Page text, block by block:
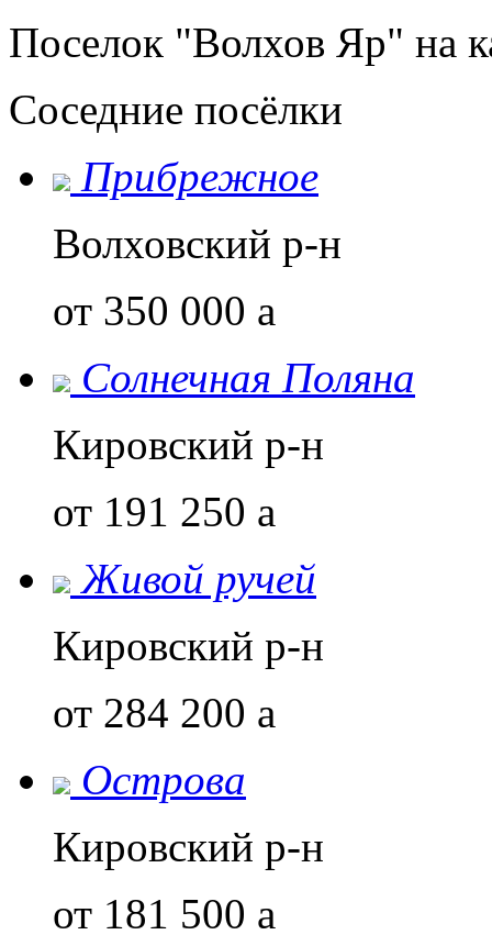
Поселок "Волхов Яр" на
Соседние посёлки
Прибрежное
Волховский р-н
от 350 000 a
Солнечная Поляна
Кировский р-н
от 191 250 a
Живой ручей
Кировский р-н
от 284 200 a
Острова
Кировский р-н
от 181 500 a